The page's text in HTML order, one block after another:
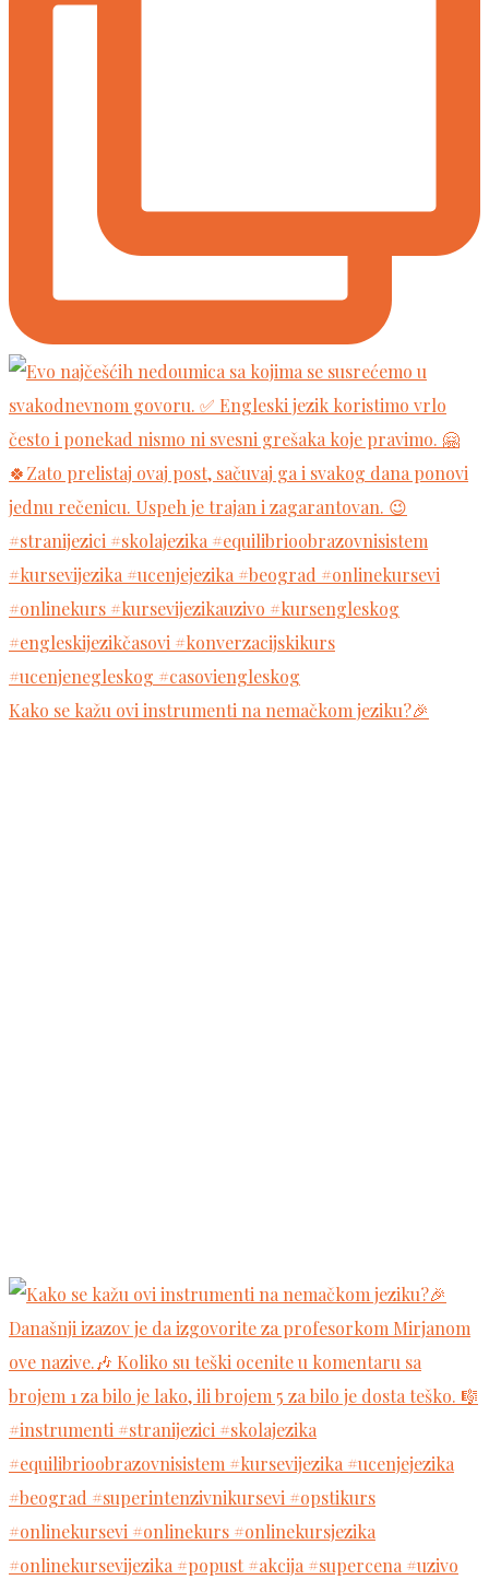
Kako se kažu ovi instrumenti na nemačkom jeziku?🎉